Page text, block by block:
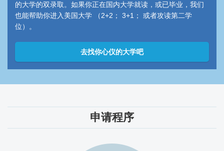
的大学的双录取。如果你正在国内大学就读，或已毕业，我们
也能帮助你进入美国大学 （2+2； 3+1； 或者攻读第二学
位）。
去找你心仪的大学吧
申请程序